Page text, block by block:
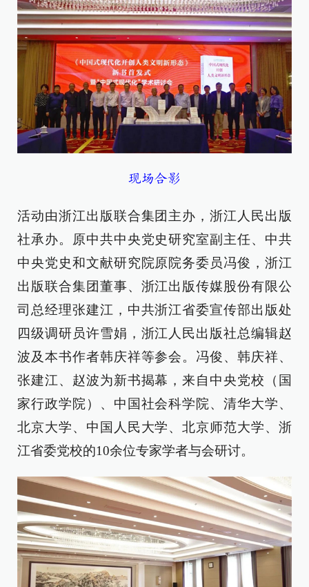
现场合影
活动由浙江出版联合集团主办，浙江人民出版
社承办。原中共中央党史研究室副主任、中共
中央党史和文献研究院原院务委员冯俊，浙江
出版联合集团董事、浙江出版传媒股份有限公
司总经理张建江，中共浙江省委宣传部出版处
四级调研员许雪娟，浙江人民出版社总编辑赵
波及本书作者韩庆祥等参会。冯俊、韩庆祥、
张建江、赵波为新书揭幕，来自中央党校（国
家行政学院）、中国社会科学院、清华大学、
北京大学、中国人民大学、北京师范大学、浙
江省委党校的10余位专家学者与会研讨。